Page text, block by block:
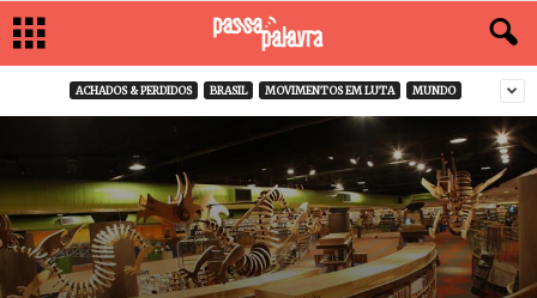
ACHADOS & PERDIDOS BRASIL MOVIMENTOS EM LUTA MUNDO